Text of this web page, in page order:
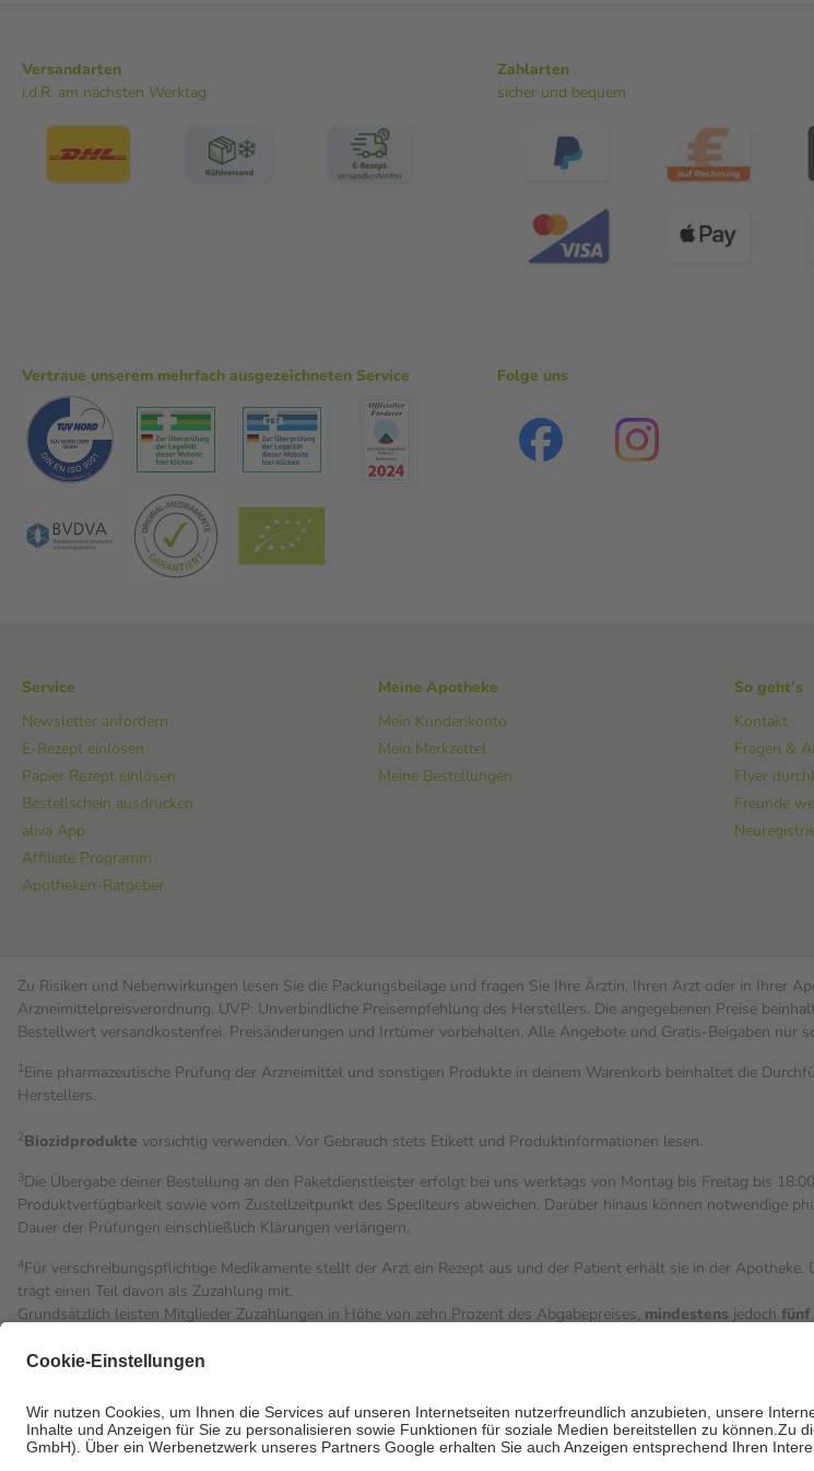
Versandarten
i.d.R. am nächsten Werktag
Zahlarten
sicher und bequem
Vertraue unserem mehrfach ausgezeichneten Service Folge uns
Service
Newsletter anfordern
E-Rezept einlösen
Papier Rezept einlösen
Bestellschein ausdrucken
aliva App
Affiliate Programm
Apotheken-Ratgeber
Meine Apotheke
Mein Kundenkonto
Mein Merkzettel
Meine Bestellungen
So geht's
Kontakt
Fragen &
Flyer
Freunde
Zu Risiken und Nebenwirkungen lesen Sie die Packungsbeilage und fragen Sie Ihre Ärztin, Ihren Arzt oder in Ihrer
Arzneimittelpreisverordnung. UVP: Unverbindliche Preisempfehlung des Herstellers. Die angegebenen Preise
Bestell­wert versand­kosten­frei. Preisänderungen und Irrtümer vorbehalten. Alle Angebote und Gratis-Beigaben nur
1Eine pharmazeutische Prüfung der Arzneimittel und sonstigen Produkte in deinem Warenkorb beinhaltet die
Herstellers.
2Biozidprodukte vorsichtig verwenden. Vor Gebrauch stets Etikett und Produktinformationen lesen.
3Die Übergabe deiner Bestellung an den Paketdienstleister erfolgt bei uns werktags von Montag bis Freitag bis
Produktverfügbarkeit sowie vom Zustellzeitpunkt des Spediteurs abweichen. Darüber hinaus können notwendige
Dauer der Prüfungen einschließlich Klärungen verlängern.
4Für verschreibungspflichtige Medikamente stellt der Arzt ein Rezept aus und der Patient erhält sie in der
trägt einen Teil davon als Zuzahlung mit.
Grundsätzlich leisten Mitglieder Zuzahlungen in Höhe von zehn Prozent des Abgabepreises, mindestens jedoch fünf
Diese Regeln gelten grundsätzlich auch für Online-Apotheken.
Um das Engagement der Versicherten für ihre eigene Gesundheit zu stärken und die besondere Stellung der
• Kindern und Jugendlichen bis zum vollendeten 18. Lebensjahr mit Ausnahme der Fahrkosten
• Untersuchungen zur Vorsorge und Früherkennung, die von der GKV getragen werden